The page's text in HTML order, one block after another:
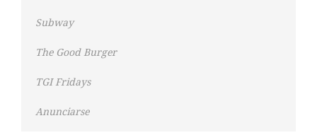
Subway
The Good Burger
TGI Fridays
Anunciarse